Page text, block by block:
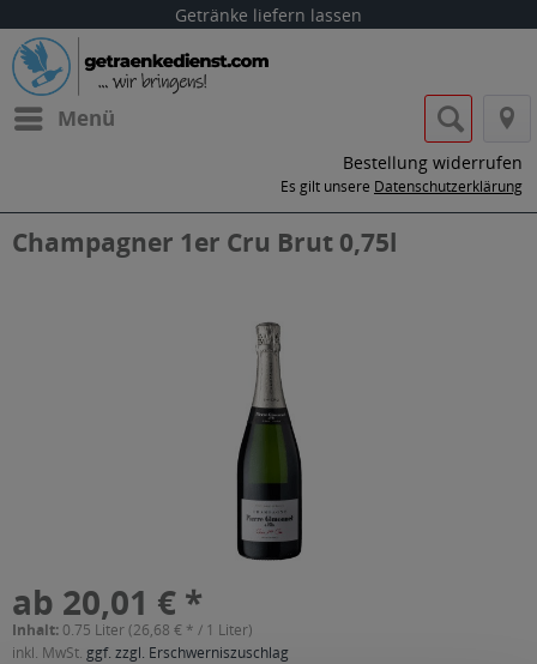
Getränke liefern lassen
Menü
Bestellung widerrufen
Es gilt unsere Datenschutzerklärung
Champagner 1er Cru Brut 0,75l
ab 20,01 € *
Inhalt: 0.75 Liter (26,68 € * / 1 Liter)
inkl. MwSt. ggf. zzgl. Erschwerniszuschlag